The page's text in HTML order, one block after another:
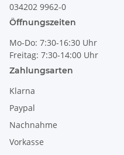
034202 9962-0
Öffnungszeiten
Mo-Do: 7:30-16:30 Uhr
Freitag: 7:30-14:00 Uhr
Zahlungsarten
Klarna
Paypal
Nachnahme
Vorkasse